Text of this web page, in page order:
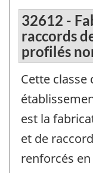
32612 -
raccords
profilés
Cette classe
est la
et de
renforcés